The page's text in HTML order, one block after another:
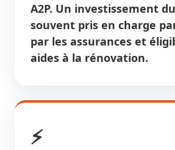
A2P. Un investissement
souvent pris en charge
par les assurances et
aides à la rénovation.
⚡